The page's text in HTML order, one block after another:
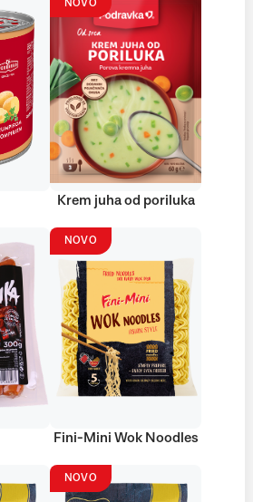
NOVO
Krem juha od poriluka
NOVO
Fini-Mini Wok Noodles
NOVO